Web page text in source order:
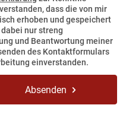
dass die von mir
erhoben und gespeichert
nur streng
und Beantwortung meiner
des Kontaktformulars
einverstanden.
Absenden